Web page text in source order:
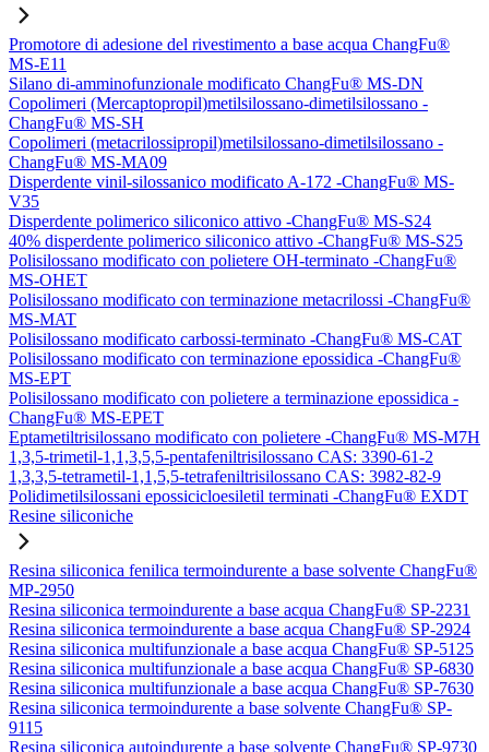
Promotore di adesione del rivestimento a base acqua ChangFu®
MS-E11
Silano di-amminofunzionale modificato ChangFu® MS-DN
Copolimeri (Mercaptopropil)metilsilossano-dimetilsilossano -
ChangFu® MS-SH
Copolimeri (metacrilossipropil)metilsilossano-dimetilsilossano -
ChangFu® MS-MA09
Disperdente vinil-silossanico modificato A-172 -ChangFu® MS-
V35
Disperdente polimerico siliconico attivo -ChangFu® MS-S24
40% disperdente polimerico siliconico attivo -ChangFu® MS-S25
Polisilossano modificato con polietere OH-terminato -ChangFu®
MS-OHET
Polisilossano modificato con terminazione metacrilossi -ChangFu®
MS-MAT
Polisilossano modificato carbossi-terminato -ChangFu® MS-CAT
Polisilossano modificato con terminazione epossidica -ChangFu®
MS-EPT
Polisilossano modificato con polietere a terminazione epossidica -
ChangFu® MS-EPET
Eptametiltrisilossano modificato con polietere -ChangFu® MS-M7H
1,3,5-trimetil-1,1,3,5,5-pentafeniltrisilossano CAS: 3390-61-2
1,3,3,5-tetrametil-1,1,5,5-tetrafeniltrisilossano CAS: 3982-82-9
Polidimetilsilossani epossicicloesiletil terminati -ChangFu® EXDT
Resine siliconiche
Resina siliconica fenilica termoindurente a base solvente ChangFu®
MP-2950
Resina siliconica termoindurente a base acqua ChangFu® SP-2231
Resina siliconica termoindurente a base acqua ChangFu® SP-2924
Resina siliconica multifunzionale a base acqua ChangFu® SP-5125
Resina siliconica multifunzionale a base acqua ChangFu® SP-6830
Resina siliconica multifunzionale a base acqua ChangFu® SP-7630
Resina siliconica termoindurente a base solvente ChangFu® SP-
9115
Resina siliconica autoindurente a base solvente ChangFu® SP-9730